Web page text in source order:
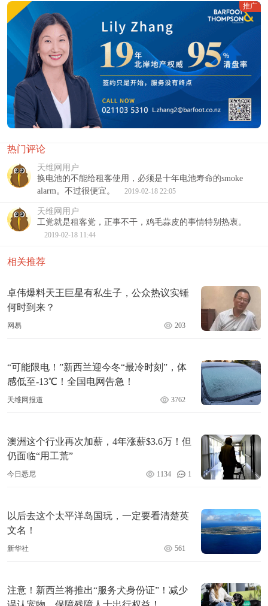
推广
热门评论
天维网用户
换电池的不能给租客使用，必须是十年电池寿命的smoke
alarm。不过很便宜。
2019-02-18 22:05
天维网用户
工党就是租客党，正事不干，鸡毛蒜皮的事情特别热衷。
2019-02-18 11:44
相关推荐
卓伟爆料天王巨星有私生子，公众热议实锤
何时到来？
网易 203
“可能限电！”新西兰迎今冬“最冷时刻”，体
感低至-13℃！全国电网告急！
天维网报道 3762
澳洲这个行业再次加薪，4年涨薪$3.6万！但
仍面临“用工荒”
今日悉尼 1134 1
以后去这个太平洋岛国玩，一定要看清楚英
文名！
新华社 561
注意！新西兰将推出“服务犬身份证”！减少